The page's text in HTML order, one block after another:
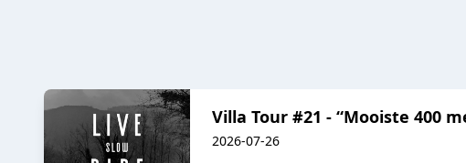
Villa Tour #21 - “Mooiste 400
2026-07-26